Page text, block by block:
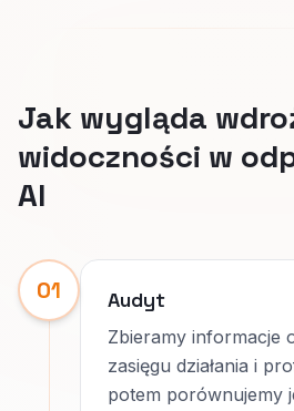
Jak wygląda
widoczności w
AI
01 Audyt
Zbieramy informacje
zasięgu działania i
potem porównujemy